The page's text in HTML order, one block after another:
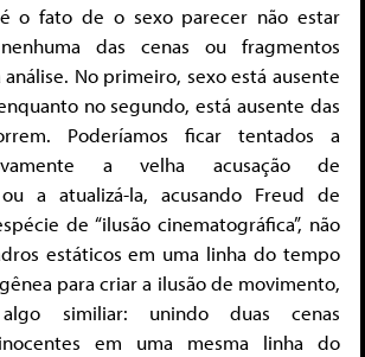
o fato de o sexo parecer não estar
das cenas ou fragmentos
No primeiro, sexo está ausente
no segundo, está ausente das
Poderíamos ficar tentados a
a velha acusação de
ou a atualizá-la, acusando Freud de
de “ilusão cinematográfica”, não
estáticos em uma linha do tempo
para criar a ilusão de movimento,
similiar: unindo duas cenas
em uma mesma linha do